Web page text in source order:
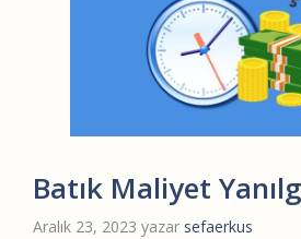
Batık Maliyet
Aralık 23, 2023 yazar sefaerkus